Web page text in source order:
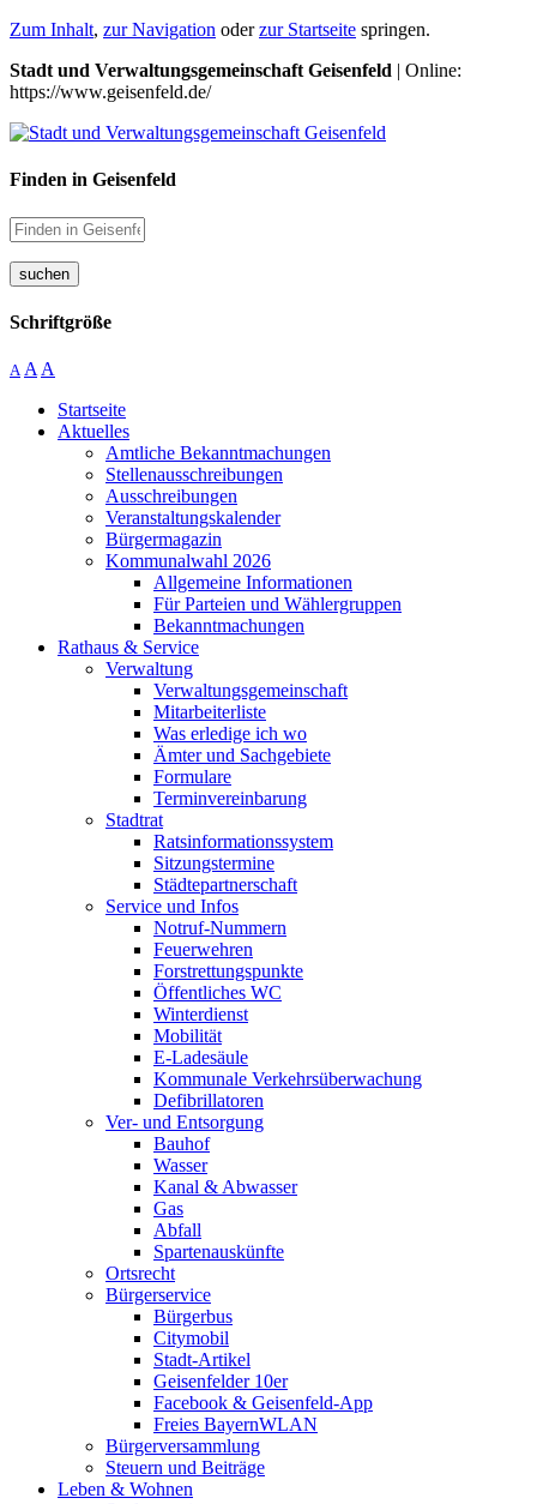
Zum Inhalt, zur Navigation oderzur Startseite springen.
Stadt und Verwaltungsgemeinschaft Geisenfeld | Online:
https://www.geisenfeld.de/
Finden in Geisenfeld
suchen
Schriftgröße
A A A
Startseite
Aktuelles
Amtliche Bekanntmachungen
Stellenausschreibungen
Ausschreibungen
Veranstaltungskalender
Bürgermagazin
Kommunalwahl 2026
Allgemeine Informationen
Für Parteien und Wählergruppen
Bekanntmachungen
Rathaus & Service
Verwaltung
Verwaltungsgemeinschaft
Mitarbeiterliste
Was erledige ich wo
Ämter und Sachgebiete
Formulare
Terminvereinbarung
Stadtrat
Ratsinformationssystem
Sitzungstermine
Städtepartnerschaft
Service und Infos
Notruf-Nummern
Feuerwehren
Forstrettungspunkte
Öffentliches WC
Winterdienst
Mobilität
E-Ladesäule
Kommunale Verkehrsüberwachung
Defibrillatoren
Ver- und Entsorgung
Bauhof
Wasser
Kanal & Abwasser
Gas
Abfall
Spartenauskünfte
Ortsrecht
Bürgerservice
Bürgerbus
Citymobil
Stadt-Artikel
Geisenfelder 10er
Facebook & Geisenfeld-App
Freies BayernWLAN
Bürgerversammlung
Steuern und Beiträge
Leben & Wohnen